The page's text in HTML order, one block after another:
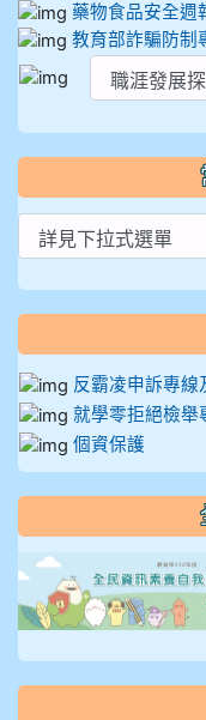
藥物食品安全週
教育部詐騙防制
反霸凌申訴專線
就學零拒絕檢舉
個資保護